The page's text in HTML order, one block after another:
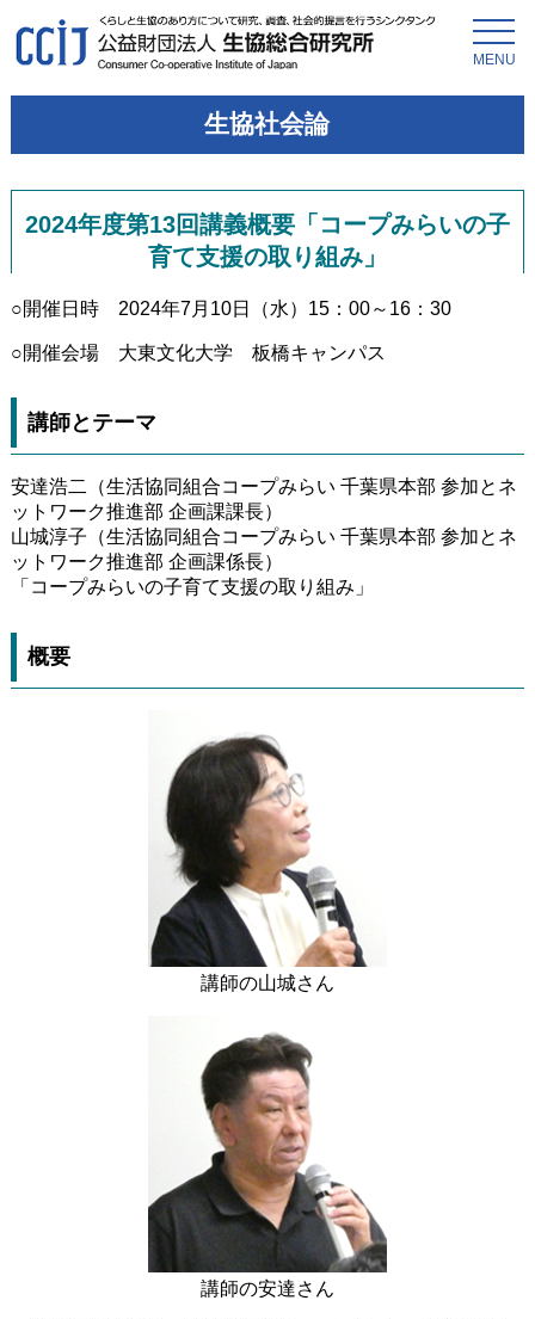
MENU
生協社会論
2024年度第13回講義概要「コープみらいの子
育て支援の取り組み」
○開催日時 2024年7月10日（水）15：00～16：30
○開催会場 大東文化大学 板橋キャンパス
講師とテーマ
安達浩二（生活協同組合コープみらい 千葉県本部 参加とネ
ットワーク推進部 企画課課長）
山城淳子（生活協同組合コープみらい 千葉県本部 参加とネ
ットワーク推進部 企画課係長）
「コープみらいの子育て支援の取り組み」
概要
講師の山城さん
講師の安達さん